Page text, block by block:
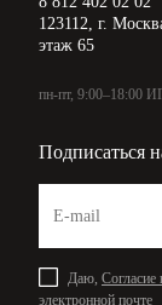
123112, г.
этаж 65
пн-пт, 9:00–18:00
Подписаться
Даю, Согласие
электронной почте